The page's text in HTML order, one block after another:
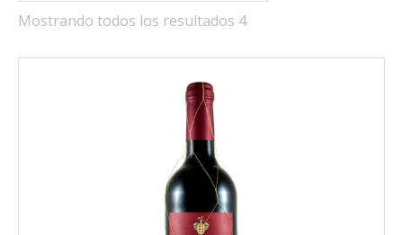
Mostrando todos los resultados 4